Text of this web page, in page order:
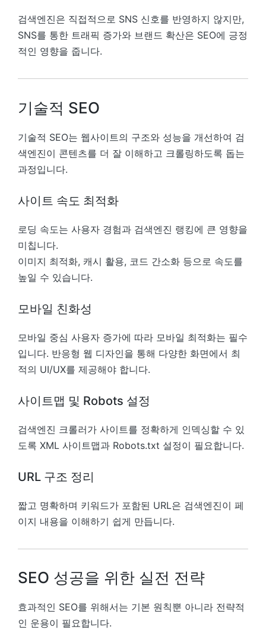
검색엔진은 직접적으로 SNS 신호를 반영하지 않지만,
SNS를 통한 트래픽 증가와 브랜드 확산은 SEO에 긍정
적인 영향을 줍니다.
기술적 SEO
기술적 SEO는 웹사이트의 구조와 성능을 개선하여 검
색엔진이 콘텐츠를 더 잘 이해하고 크롤링하도록 돕는
과정입니다.
사이트 속도 최적화
로딩 속도는 사용자 경험과 검색엔진 랭킹에 큰 영향을
미칩니다.
이미지 최적화, 캐시 활용, 코드 간소화 등으로 속도를
높일 수 있습니다.
모바일 친화성
모바일 중심 사용자 증가에 따라 모바일 최적화는 필수
입니다. 반응형 웹 디자인을 통해 다양한 화면에서 최
적의 UI/UX를 제공해야 합니다.
사이트맵 및 Robots 설정
검색엔진 크롤러가 사이트를 정확하게 인덱싱할 수 있
도록 XML 사이트맵과 Robots.txt 설정이 필요합니다.
URL 구조 정리
짧고 명확하며 키워드가 포함된 URL은 검색엔진이 페
이지 내용을 이해하기 쉽게 만듭니다.
SEO 성공을 위한 실전 전략
효과적인 SEO를 위해서는 기본 원칙뿐 아니라 전략적
인 운용이 필요합니다.